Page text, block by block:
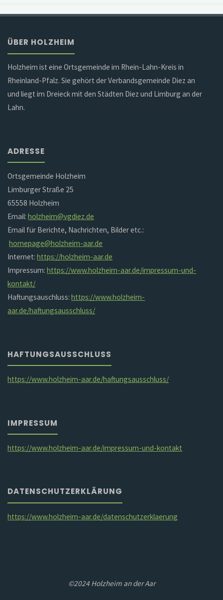
ÜBER HOLZHEIM
Holzheim ist eine Ortsgemeinde im Rhein-Lahn-Kreis in
Rheinland-Pfalz. Sie gehört der Verbandsgemeinde Diez an
und liegt im Dreieck mit den Städten Diez und Limburg an der
Lahn.
ADRESSE
Ortsgemeinde Holzheim
Limburger Straße 25
65558 Holzheim
Email:holzheim@vgdiez.de
Email für Berichte, Nachrichten, Bilder etc.:
homepage@holzheim-aar.de
Internet:https://holzheim-aar.de
Impressum:https://www.holzheim-aar.de/impressum-und-
kontakt/
Haftungsauschluss:https://www.holzheim-
aar.de/haftungsausschluss/
HAFTUNGSAUSSCHLUSS
https://www.holzheim-aar.de/haftungsausschluss/
IMPRESSUM
https://www.holzheim-aar.de/impressum-und-kontakt
DATENSCHUTZERKLÄRUNG
https://www.holzheim-aar.de/datenschutzerklaerung
©2024 Holzheim an der Aar